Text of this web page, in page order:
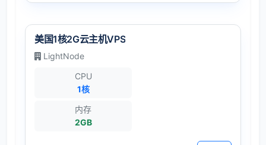
美国1核2G云主机VPS
LightNode
CPU
1核
内存
2GB